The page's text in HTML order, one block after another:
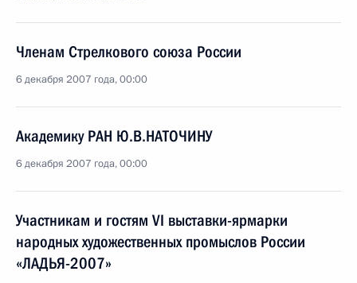
Членам Стрелкового союза России
6 декабря 2007 года, 00:00
Академику РАН Ю.В.НАТОЧИНУ
6 декабря 2007 года, 00:00
Участникам и гостям VI выставки-ярмарки
народных художественных промыслов России
«ЛАДЬЯ-2007»